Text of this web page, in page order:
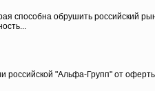
способна обрушить
"Альфа-Групп" от